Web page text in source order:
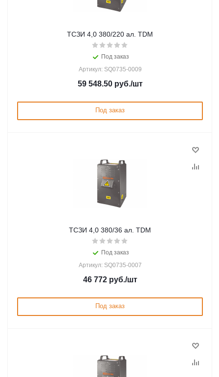
ТСЗИ 4,0 380/220 ал. TDM
Под заказ
Артикул: SQ0735-0009
59 548.50руб./шт
Под заказ
ТСЗИ 4,0 380/36 ал. TDM
Под заказ
Артикул: SQ0735-0007
46 772руб./шт
Под заказ